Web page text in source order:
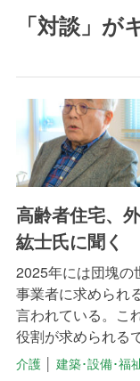
「対談」
高齢者住宅、
紘士氏に聞く
2025年には団塊の
事業者に求められ
言われている。こ
役割が求められる
介護│ 建築･設備･福